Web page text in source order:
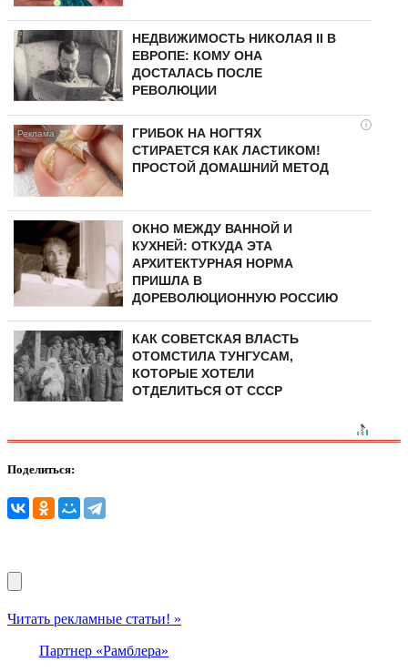
НЕДВИЖИМОСТЬ НИКОЛАЯ II В
ЕВРОПЕ: КОМУ ОНА
ДОСТАЛАСЬ ПОСЛЕ
РЕВОЛЮЦИИ
i
ГРИБОК НА НОГТЯХ
СТИРАЕТСЯ КАК ЛАСТИКОМ!
ПРОСТОЙ ДОМАШНИЙ МЕТОД
ОКНО МЕЖДУ ВАННОЙ И
КУХНЕЙ: ОТКУДА ЭТА
АРХИТЕКТУРНАЯ НОРМА
ПРИШЛА В
ДОРЕВОЛЮЦИОННУЮ РОССИЮ
КАК СОВЕТСКАЯ ВЛАСТЬ
ОТОМСТИЛА ТУНГУCAМ,
КОТОРЫЕ ХОТЕЛИ
ОТДЕЛИТЬСЯ ОТ СССР
Поделиться:
Читать рекламные статьи! »
Партнер «Рамблера»